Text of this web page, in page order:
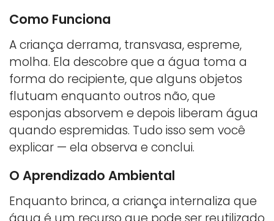
Como Funciona
A criança derrama, transvasa, espreme,
molha. Ela descobre que a água toma a
forma do recipiente, que alguns objetos
flutuam enquanto outros não, que
esponjas absorvem e depois liberam água
quando espremidas. Tudo isso sem você
explicar — ela observa e conclui.
O Aprendizado Ambiental
Enquanto brinca, a criança internaliza que